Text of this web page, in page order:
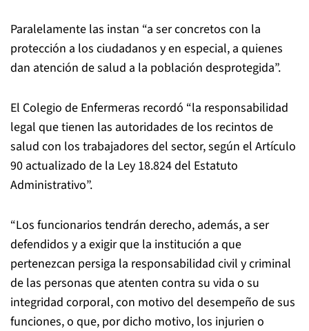
Paralelamente las instan “a ser concretos con la
protección a los ciudadanos y en especial, a quienes
dan atención de salud a la población desprotegida”.
El Colegio de Enfermeras recordó “la responsabilidad
legal que tienen las autoridades de los recintos de
salud con los trabajadores del sector, según el Artículo
90 actualizado de la Ley 18.824 del Estatuto
Administrativo”.
“Los funcionarios tendrán derecho, además, a ser
defendidos y a exigir que la institución a que
pertenezcan persiga la responsabilidad civil y criminal
de las personas que atenten contra su vida o su
integridad corporal, con motivo del desempeño de sus
funciones, o que, por dicho motivo, los injurien o